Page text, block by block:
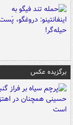
برگزیده عکس